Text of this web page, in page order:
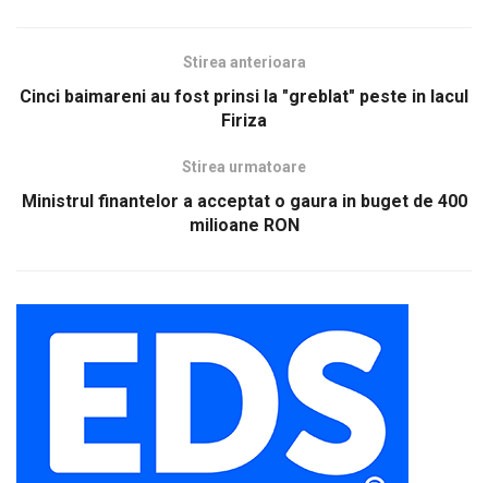
Stirea anterioara
Cinci baimareni au fost prinsi la "greblat" peste in lacul
Firiza
Stirea urmatoare
Ministrul finantelor a acceptat o gaura in buget de 400
milioane RON